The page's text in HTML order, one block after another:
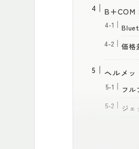
B+COM
価格
ヘルメ
フル
ジェ